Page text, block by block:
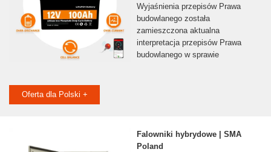
Wyjaśnienia przepisów Prawa
budowlanego została
zamieszczona aktualna
interpretacja przepisów Prawa
budowlanego w sprawie
Oferta dla Polski +
Falowniki hybrydowe | SMA
Poland